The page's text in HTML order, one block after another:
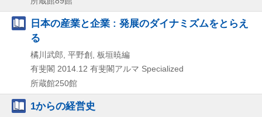
日本の産業と企業 : 発展のダイナミズムをとらえ
る
橘川武郎, 平野創, 板垣暁編
有斐閣 2014.12 有斐閣アルマ Specialized
所蔵館250館
1からの経営史